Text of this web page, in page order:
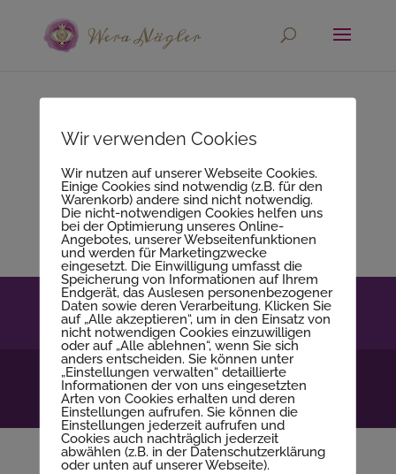
Keine Ergebnisse
gefunden
Die angefragte Seite konnte nicht gefunden
werden. Verfeinern Sie Ihre Suche oder
verwenden Sie die Navigation oben, um den
Beitrag zu finden.
Kontakt Impressum
Datenschutzerklärung
AGB
© 2025 - Wera Nägler
Mitgliederbereich mit DigiMember
Wir verwenden Cookies
Wir nutzen auf unserer Webseite Cookies.
Einige Cookies sind notwendig (z.B. für den
Warenkorb) andere sind nicht notwendig.
Die nicht-notwendigen Cookies helfen uns
bei der Optimierung unseres Online-
Angebotes, unserer Webseitenfunktionen
und werden für Marketingzwecke
eingesetzt. Die Einwilligung umfasst die
Speicherung von Informationen auf Ihrem
Endgerät, das Auslesen personenbezogener
Daten sowie deren Verarbeitung. Klicken Sie
auf „Alle akzeptieren“, um in den Einsatz von
nicht notwendigen Cookies einzuwilligen
oder auf „Alle ablehnen“, wenn Sie sich
anders entscheiden. Sie können unter
„Einstellungen verwalten“ detaillierte
Informationen der von uns eingesetzten
Arten von Cookies erhalten und deren
Einstellungen aufrufen. Sie können die
Einstellungen jederzeit aufrufen und
Cookies auch nachträglich jederzeit
abwählen (z.B. in der Datenschutzerklärung
oder unten auf unserer Webseite).